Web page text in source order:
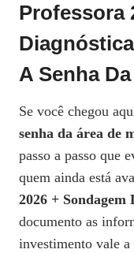
Professora
A Senha
Se você chegou
senha da área de
passo a passo que
quem ainda está
2026 + Sondagem
documento as
investimento vale a